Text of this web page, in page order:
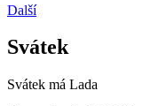
Další
Svátek
Svátek má Lada